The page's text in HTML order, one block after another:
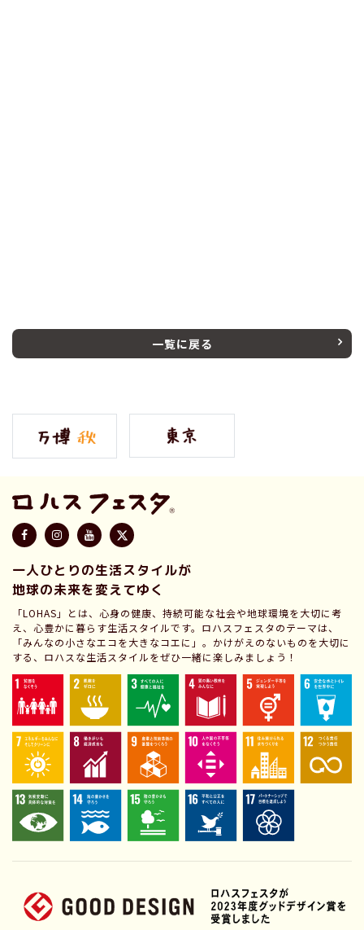
一覧に戻る
一人ひとりの生活スタイルが
地球の未来を変えてゆく
「LOHAS」とは、心身の健康、持続可能な社会や地球環境を大切に考
え、心豊かに暮らす生活スタイルです。ロハスフェスタのテーマは、
「みんなの小さなエコを大きなコエに」。かけがえのないものを大切に
する、ロハスな生活スタイルをぜひ一緒に楽しみましょう！